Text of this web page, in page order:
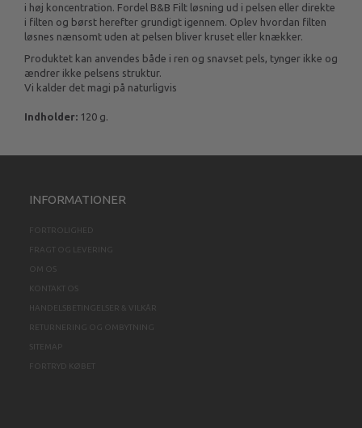
i høj koncentration. Fordel B&B Filt løsning ud i pelsen eller direkte
i filten og børst herefter grundigt igennem. Oplev hvordan filten
løsnes nænsomt uden at pelsen bliver kruset eller knækker.
Produktet kan anvendes både i ren og snavset pels, tynger ikke og
ændrer ikke pelsens struktur.
Vi kalder det magi på naturligvis
Indholder: 120 g.
INFORMATIONER
FORTROLIGHED
FRAGT OG LEVERING
OM OS
KONTAKT OS
HANDELSBETINGELSER & VILKÅR
RETURNERING OG OMBYTNING
SITEMAP
FORTRYD KØBET